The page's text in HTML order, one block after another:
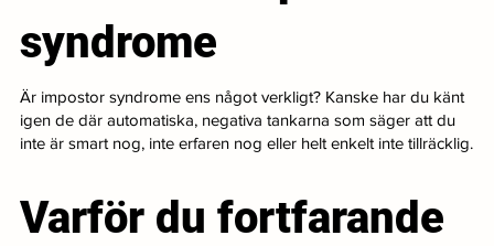
syndrome
Är impostor syndrome ens något verkligt? Kanske har du känt
igen de där automatiska, negativa tankarna som säger att du
inte är smart nog, inte erfaren nog eller helt enkelt inte tillräcklig.
Varför du fortfarande